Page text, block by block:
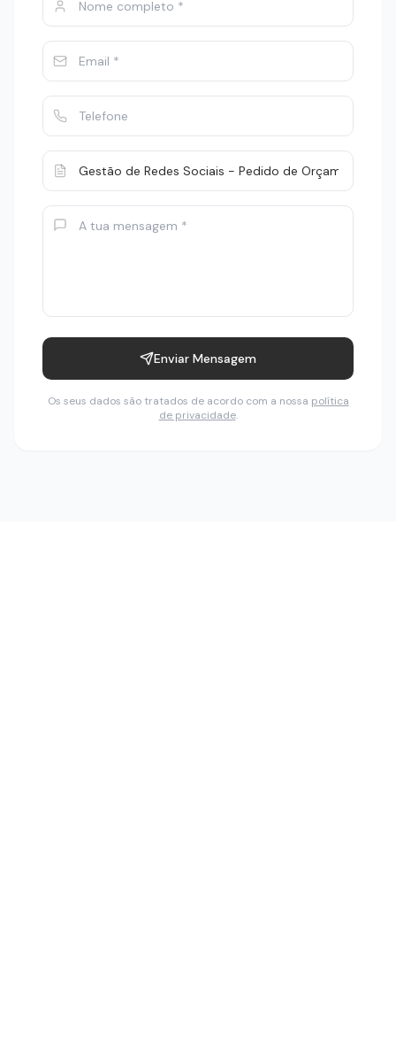
Enviar Mensagem
Os seus dados são tratados de acordo com a nossa política
de privacidade.